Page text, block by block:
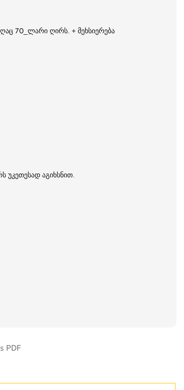
70_ლარი ღირს. + მეხსიერება
უკეთესად აგიხსნით.